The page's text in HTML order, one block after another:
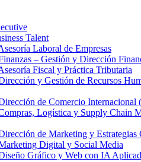
Talent
Laboral de Empresas
– Gestión y Dirección
Fiscal y Práctica Tributaria
y Gestión de Recursos
de Comercio
Logística y Supply Chain
de Marketing y Estrategias
Digital y Social Media
Gráfico y Web con IA